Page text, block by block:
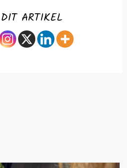
ARTIKEL